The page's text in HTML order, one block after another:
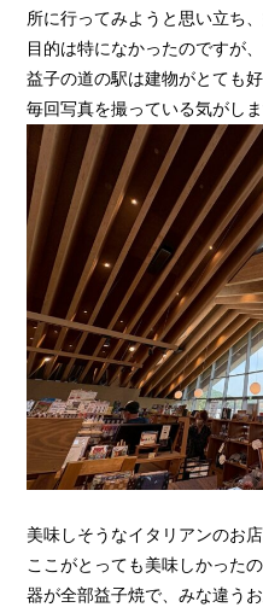
所に行ってみようと思い立ち
目的は特になかったのですが
益子の道の駅は建物がとても
毎回写真を撮っている気がし
美味しそうなイタリアンのお
ここがとっても美味しかった
器が全部益子焼で、みな違う